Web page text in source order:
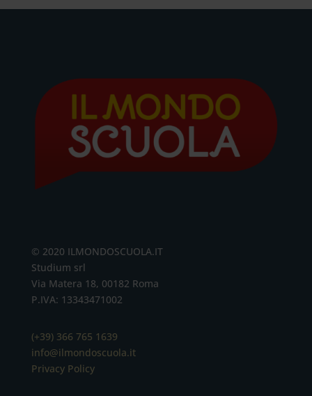
© 2020 ILMONDOSCUOLA.IT
Studium srl
Via Matera 18, 00182 Roma
P.IVA: 13343471002
(+39) 366 765 1639
info@ilmondoscuola.it
Privacy Policy